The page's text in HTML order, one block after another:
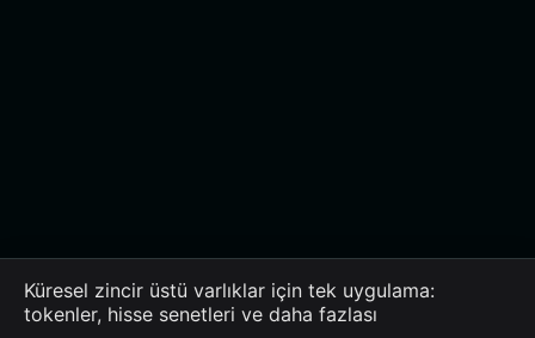
Küresel zincir üstü varlıklar için tek uygulama:
tokenler, hisse senetleri ve daha fazlası